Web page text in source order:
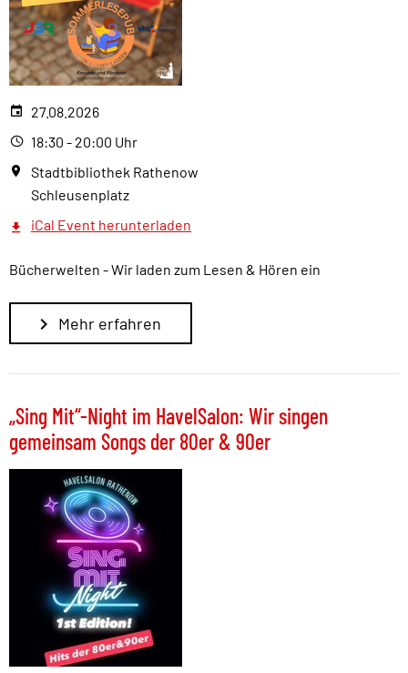
27.08.2026
18:30 - 20:00 Uhr
Stadtbibliothek Rathenow
Schleusenplatz
iCal Event herunterladen
Bücherwelten - Wir laden zum Lesen & Hören ein
Mehr erfahren
„Sing Mit“-Night im HavelSalon: Wir singen
gemeinsam Songs der 80er & 90er